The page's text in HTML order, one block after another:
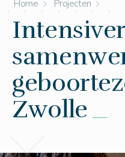
Home Projecten
Zwolle